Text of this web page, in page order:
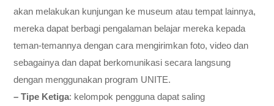
akan melakukan kunjungan ke museum atau tempat lainnya,
mereka dapat berbagi pengalaman belajar mereka kepada
teman-temannya dengan cara mengirimkan foto, video dan
sebagainya dan dapat berkomunikasi secara langsung
dengan menggunakan program UNITE.
– Tipe Ketiga: kelompok pengguna dapat saling